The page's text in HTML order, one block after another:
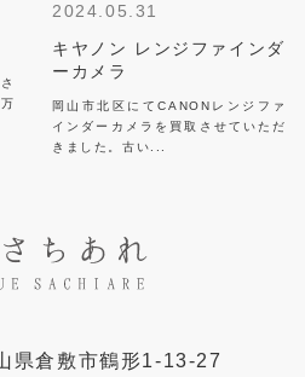
2024.05.31
キヤノン レンジファインダ
ーカメラ
岡山市北区にてCANONレンジファ
インダーカメラを買取させていただ
きました。古い...
県倉敷市鶴形1-13-27